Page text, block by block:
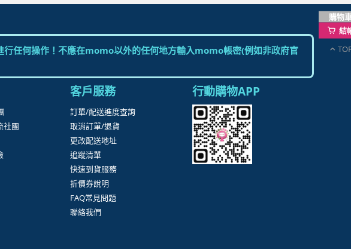
購物
結
任何操作！不應在momo以外的任何地方輸入momo帳密(例如非政府官
社團
客戶服務
訂單/配送進度查詢
取消訂單/退貨
更改配送地址
追蹤清單
快速到貨服務
折價券說明
FAQ常見問題
聯絡我們
行動購物APP